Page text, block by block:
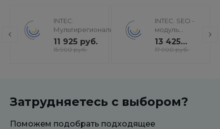
INTEC:
Мультирегиональность
- региональная сеть
вашего сайта с
11 925 руб.
15 900 руб.
INTEC. SEO -
модуль
поисковой
оптимизации:
13 425
руб.
17 900 руб.
Затрудняетесь с выбором?
Поможем подобрать подходящее